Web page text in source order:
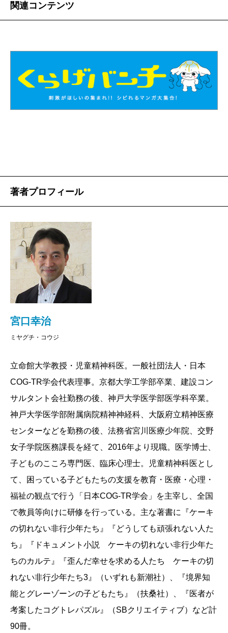
関連コンテンツ
著者プロフィール
宮口幸治
ミヤグチ・コウジ
立命館大学教授・児童精神科医。一般社団法人・日本
COG-TR学会代表理事。京都大学工学部卒業、建設コン
サルタント会社勤務の後、神戸大学医学部医学科卒業。
神戸大学医学部附属病院精神神経科、大阪府立精神医療
センターなどを勤務の後、法務省宮川医療少年院、交野
女子学院医務課長を経て、2016年より現職。医学博士、
子どものこころ専門医、臨床心理士。児童精神科医とし
て、困っている子どもたちの支援を教育・医療・心理・
福祉の観点で行う「日本COG-TR学会」を主宰し、全国
で教員等向けに研修を行っている。主な著書に『ケーキ
の切れない非行少年たち』『どうしても頑張れない人た
ち』『ドキュメント小説 ケーキの切れない非行少年た
ちのカルテ』『歪んだ幸せを求める人たち ケーキの切
れない非行少年たち3』（いずれも新潮社）、『境界知
能とグレーゾーンの子どもたち』（扶桑社）、『医者が
考案したコグトレパズル』（SBクリエイティブ）など計
90冊。